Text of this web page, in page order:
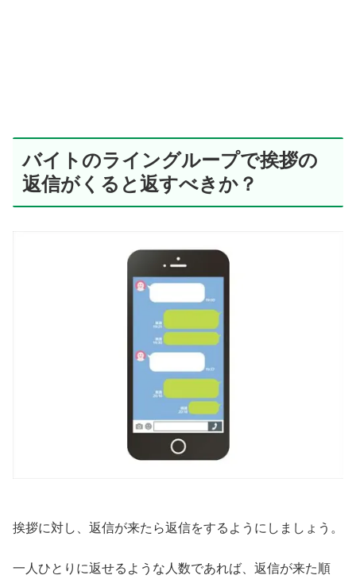
バイトのライングループで挨拶の
返信がくると返すべきか？
挨拶に対し、返信が来たら返信をするようにしましょう。
一人ひとりに返せるような人数であれば、返信が来た順